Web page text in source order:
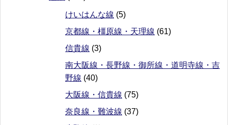
けいはんな線 (5)
京都線・橿原線・天理線 (61)
信貴線 (3)
南大阪線・長野線・御所線・道明寺線・吉
野線 (40)
大阪線・信貴線 (75)
奈良線・難波線 (37)